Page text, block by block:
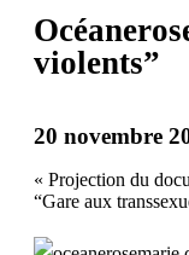
violents”
20 novembre
« Projection du
“Gare aux